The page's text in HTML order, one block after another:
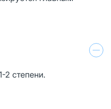
2 степени.